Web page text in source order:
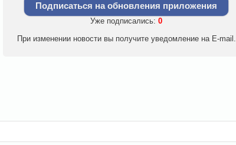
Подписаться на обновления приложения
Уже подписались: 0
При изменении новости вы получите уведомление на E-mail.